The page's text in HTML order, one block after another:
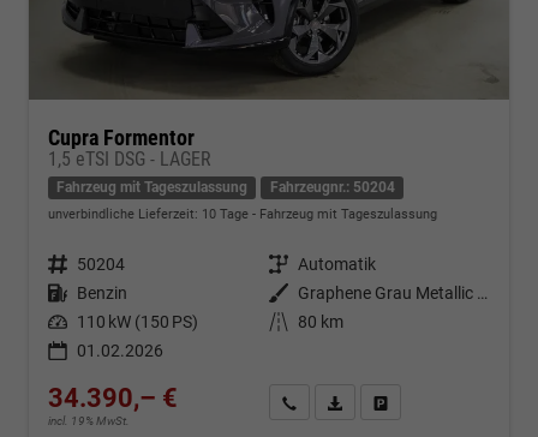
Cupra Formentor
1,5 eTSI DSG - LAGER
Fahrzeug mit Tageszulassung Fahrzeugnr.: 50204
unverbindliche Lieferzeit: 10 Tage Fahrzeug mit Tageszulassung
Fahrzeugnr. 50204 Getriebe Automatik
Kraftstoff Benzin Außenfarbe
Graphene Grau Metallic (R6)
Leistung 110 kW (150 PS) Kilometerstand
80 km
01.02.2026
34.390,– €
incl. 19% MwSt.
Kontakt & Angebot anfordern
PDF-Datei, Fahrzeugexposé